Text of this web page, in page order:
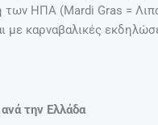
ΗΠΑ (Mardi Gras =
με καρναβαλικές
την Ελλάδα